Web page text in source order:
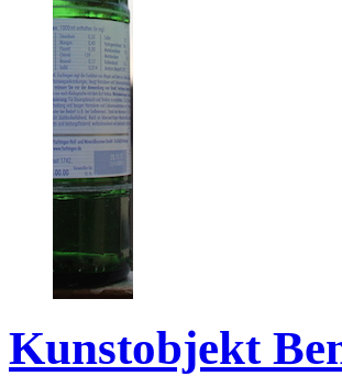
Kunstobjekt